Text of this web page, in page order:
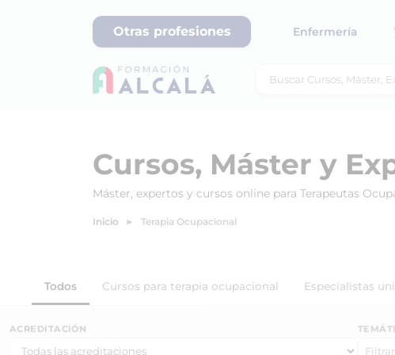
Otras profesiones Enfermería
Cursos, Máster y
Máster, expertos y cursos online para Terapeutas
Inicio Terapia Ocupacional
Todos Cursos para terapia ocupacional Especialistas
ACREDITACIÓN